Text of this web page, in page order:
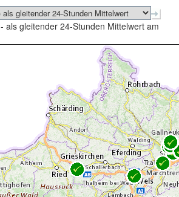
- als gleitender 24-Stunden Mittelwert am